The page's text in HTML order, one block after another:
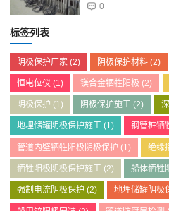
0
标签列表
阴极保护厂家 (2) 阴极保护材料 (2)
恒电位仪 (1) 镁合金牺牲阳极 (2)
阴极保护 (1) 阴极保护施工 (2)
地埋储罐阴极保护施工 (1) 钢管桩牺
管道内壁牺牲阳极阴极保护 (1) 绝缘
牺牲阳极阴极保护施工 (2) 船体牺牲
强制电流阴极保护 (2) 地埋储罐阴极